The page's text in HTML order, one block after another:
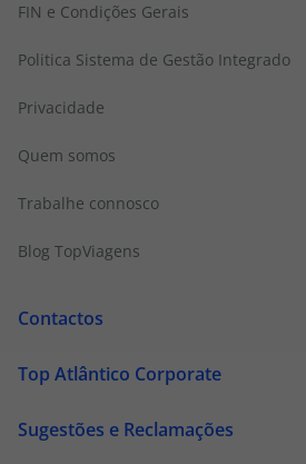
FIN e Condições Gerais
Politica Sistema de Gestão Integrado
Privacidade
Quem somos
Trabalhe connosco
Blog TopViagens
Contactos
Top Atlântico Corporate
Sugestões e Reclamações